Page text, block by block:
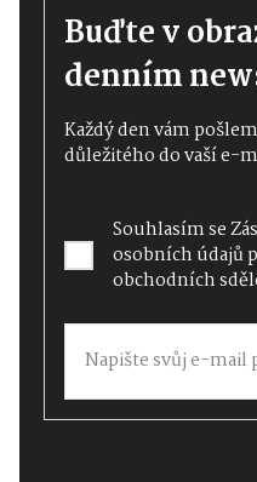
Buďte v
denním
Každý den vám
důležitého do vaší e-
Souhlasím se
osobních údajů
obchodních